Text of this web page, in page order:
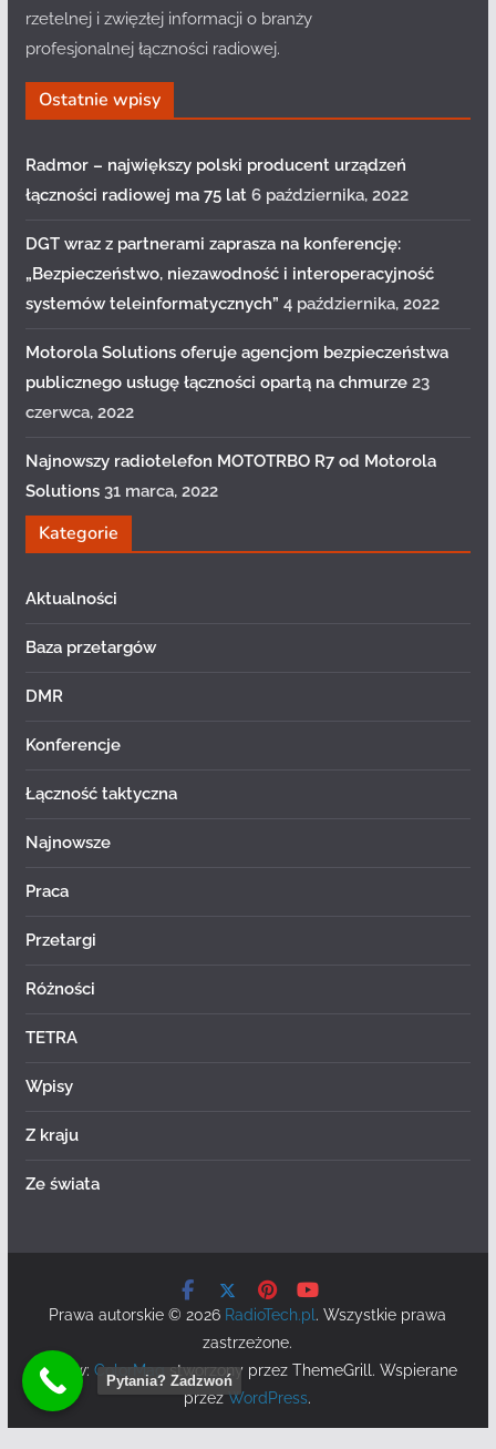
rzetelnej i zwięzłej informacji o branży
profesjonalnej łączności radiowej.
Ostatnie wpisy
Radmor – największy polski producent urządzeń
łączności radiowej ma 75 lat 6 października, 2022
DGT wraz z partnerami zaprasza na konferencję:
„Bezpieczeństwo, niezawodność i interoperacyjność
systemów teleinformatycznych” 4 października, 2022
Motorola Solutions oferuje agencjom bezpieczeństwa
publicznego usługę łączności opartą na chmurze 23
czerwca, 2022
Najnowszy radiotelefon MOTOTRBO R7 od Motorola
Solutions 31 marca, 2022
Kategorie
Aktualności
Baza przetargów
DMR
Konferencje
Łączność taktyczna
Najnowsze
Praca
Przetargi
Różności
TETRA
Wpisy
Z kraju
Ze świata
Prawa autorskie © 2026 RadioTech.pl . Wszystkie prawa
zastrzeżone.
Motyw:ColorMagstworzony przez ThemeGrill. Wspierane
przezWordPress.
Pytania? Zadzwoń